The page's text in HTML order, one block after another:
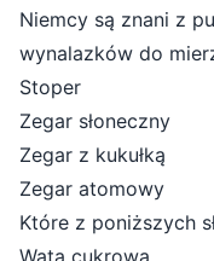
Niemcy są znani z
wynalazków do
Stoper
Zegar słoneczny
Zegar z kukułką
Zegar atomowy
Które z poniższych